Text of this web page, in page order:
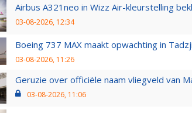
Airbus A321neo in Wizz Air-kleurstelling
03-08-2026, 12:34
Boeing 737 MAX maakt opwachting in
03-08-2026, 11:26
Geruzie over officiële naam vliegveld van
03-08-2026, 11:06